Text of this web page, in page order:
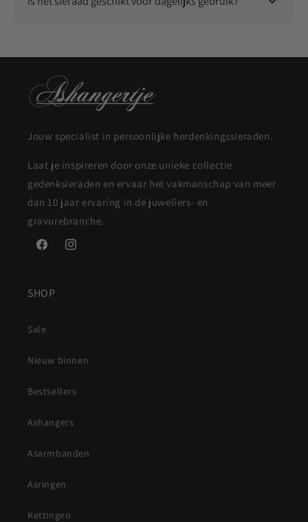
Jouw specialist in persoonlijke herdenkingssieraden.
Laat je inspireren door onze unieke collectie
gedenksieraden en ervaar het vakmanschap van meer
dan 10 jaar ervaring in de juweliers- en
gravurebranche.
FacebookInstagram
SHOP
Sale
Nieuw binnen
Bestsellers
Ashangers
Asarmbanden
Asringen
Kettingen